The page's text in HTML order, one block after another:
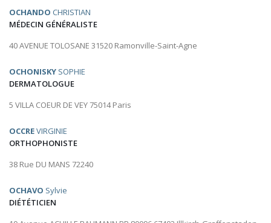
OCHANDO CHRISTIAN
MÉDECIN GÉNÉRALISTE
40 AVENUE TOLOSANE 31520 Ramonville-Saint-Agne
OCHONISKY SOPHIE
DERMATOLOGUE
5 VILLA COEUR DE VEY 75014 Paris
OCCREVIRGINIE
ORTHOPHONISTE
38 Rue DU MANS 72240
OCHAVO Sylvie
DIÉTÉTICIEN